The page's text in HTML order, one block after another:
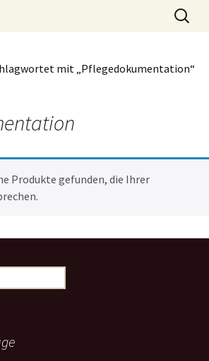
System & Praxis
Suchen
nach:
mit „Pflegedokumentation“
Produkte gefunden, die Ihrer